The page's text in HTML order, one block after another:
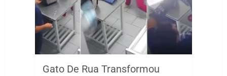
Gato De Rua Transformou